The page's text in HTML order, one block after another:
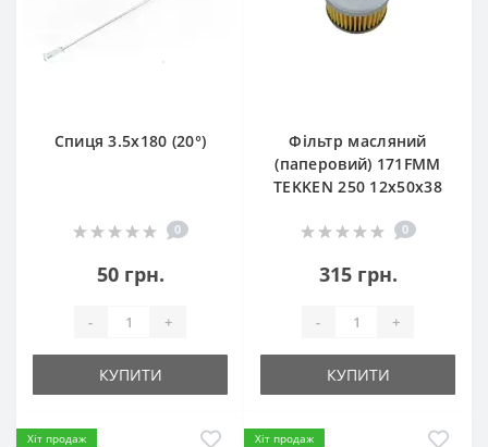
Спиця 3.5х180 (20°)
0
50 грн.
- +
КУПИТИ
Фільтр масляний
(паперовий) 171FMM
TEKKEN 250 12х50х38
0
315 грн.
- +
КУПИТИ
Хіт продаж Хіт продаж